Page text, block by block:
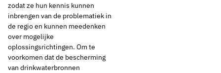
zodat ze hun kennis kunnen
inbrengen van de problematiek in
de regio en kunnen meedenken
over mogelijke
oplossingsrichtingen. Om te
voorkomen dat de bescherming
van drinkwaterbronnen